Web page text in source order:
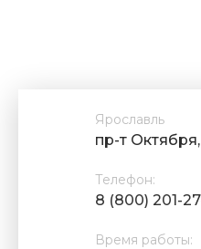
Ярославль
пр-т
Телефон:
8 (800) 201-
Время работы: